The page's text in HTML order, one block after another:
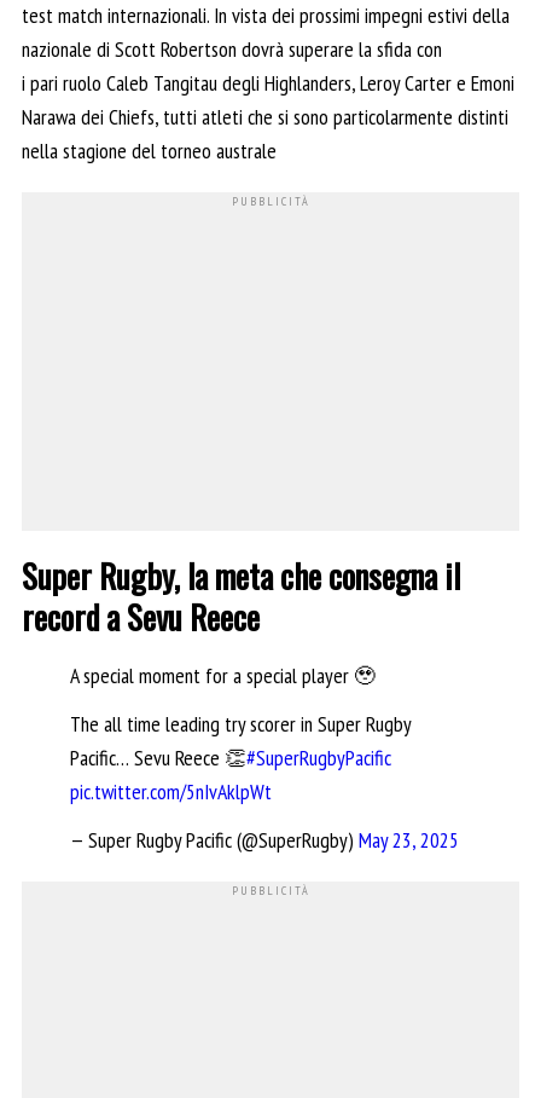
test match internazionali. In vista dei prossimi impegni estivi della
nazionale di Scott Robertson dovrà superare la sfida con
i pari ruolo Caleb Tangitau degli Highlanders, Leroy Carter e Emoni
Narawa dei Chiefs, tutti atleti che si sono particolarmente distinti
nella stagione del torneo australe
Super Rugby, la meta che consegna il
record a Sevu Reece
A special moment for a special player 🥹
The all time leading try scorer in Super Rugby
Pacific… Sevu Reece 👏#SuperRugbyPacific
pic.twitter.com/5nIvAklpWt
— Super Rugby Pacific (@SuperRugby) May 23, 2025